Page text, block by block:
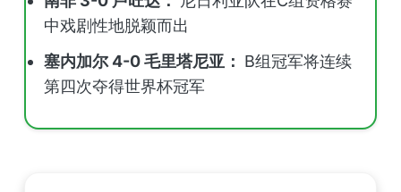
中戏剧性地脱颖而出
塞内加尔 4-0 毛里塔尼亚： B组冠军将连续
第四次夺得世界杯冠军